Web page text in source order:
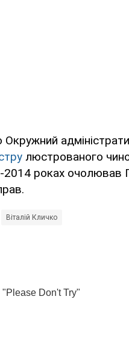
люстрованого
роках очолював
Віталій Кличко